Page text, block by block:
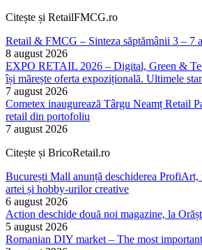
Citește și RetailFMCG.ro
Retail & FMCG – Sinteza săptămânii 3 – 7
8 august 2026
EXPO RETAIL 2026 – Digital, Green &
își mărește oferta expozițională. Ultimele
7 august 2026
Cometex inaugurează Târgu Neamț Retail
retail din portofoliu
7 august 2026
Citește și BricoRetail.ro
București Mall anunță deschiderea ProfiArt,
artei și hobby-urilor creative
6 august 2026
Action deschide două noi magazine, la
5 august 2026
Romanian DIY market – The most